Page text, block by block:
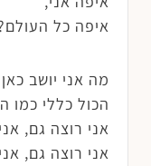
איפה כל
מה אני יושב
הכול כללי כמו
אני רוצה גם,
אני רוצה גם,